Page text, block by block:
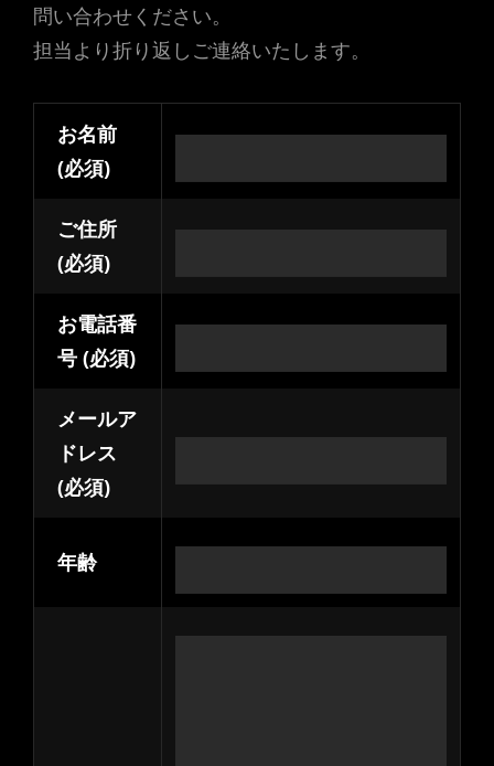
問い合わせください。
担当より折り返しご連絡いたします。
お名前
(必須)
ご住所
(必須)
お電話番
号 (必須)
メールア
ドレス
(必須)
年齢